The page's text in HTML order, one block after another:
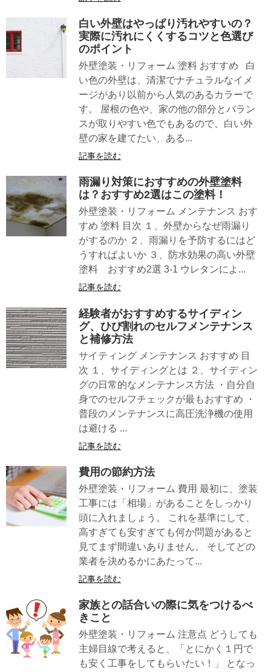
白い外壁はやっぱり汚れやすいの？
実際に汚れにくくするコツと色選び
のポイント
外壁塗装・リフォーム 塗料 おすすめ 白
い色の外壁は、清潔でナチュラルなイメ
ージがあり以前から人気のあるカラーで
す。 屋根の色や、家の他の部分とバラン
スが取りやすい色でもあるので、白い外
壁の家を建てたい、ある...
記事を読む
雨漏り対策におすすめの外壁塗料
は？おすすめ2選はこの塗料！
外壁塗装・リフォーム メンテナンス おす
すめ 塗料 目次 １、外壁からなぜ雨漏り
がするのか ２、雨漏りを予防するにはど
うすればよいか ３、防水効果の高い外壁
塗料 おすすめ2選 3-1 ウレタンによ...
記事を読む
経験者がおすすめするサイディン
グ、ひび割れのセルフメンテナンス
と補修方法
サイティング メンテナンス おすすめ 目
次 １、サイディングとは ２、サイディン
グの日常的なメンテナンス方法 ・自分自
身でのセルフチェックが最もおすすめ ・
普段のメンテナンスに高圧洗浄機の使用
は避ける ...
記事を読む
費用の節約方法
外壁塗装・リフォーム 費用 最初に、塗装
工事には「相場」があることをしっかり
頭に入れましょう。 これを基準にして、
高すぎても安すぎても何か問題があると
見てまず間違いありません。 そしてどの
業者を決めるかにあたって...
記事を読む
家族との話合いの際に気をつけるべ
きこと
外壁塗装・リフォーム 注意点 どうしても
主婦目線で考えると、「とにかく１円で
も安く工事をしてもらいたい！」 となっ